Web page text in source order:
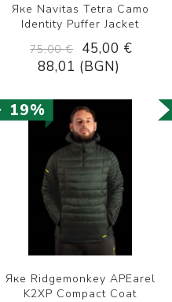
Яке Navitas Tetra Camo
Identity Puffer Jacket
75,00 €
45,00 €
88,01 (BGN)
19%
Яке Ridgemonkey APEarel
K2XP Compact Coat